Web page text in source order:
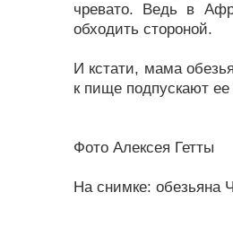
чревато. Ведь в
обходить стороной.
И кстати, мама
к пище подпускают
Фото Алексея Гетты
На снимке: обезьяна